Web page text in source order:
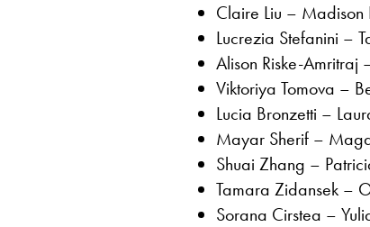
Claire Liu –
Lucrezia Stefanini –
Alison Riske-
Viktoriya Tomova –
Lucia Bronzetti –
Mayar Sherif –
Shuai Zhang –
Tamara Zidansek –
Sorana Cirstea –